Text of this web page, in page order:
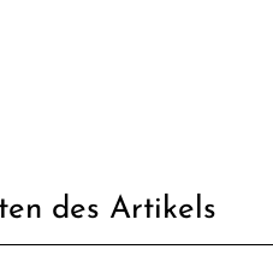
des Artikels